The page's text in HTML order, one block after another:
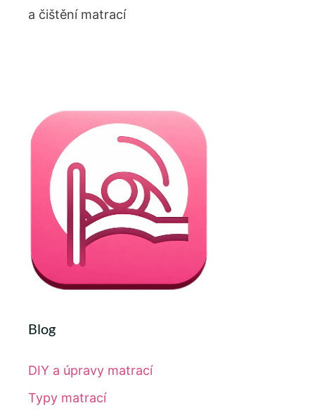
a čištění matrací
Blog
DIY a úpravy matrací
Typy matrací